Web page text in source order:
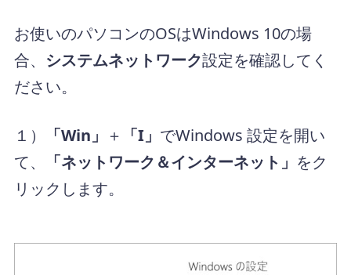
お使いのパソコンのOSはWindows 10の場
合、 システムネットワーク設定を確認してく
ださい。
１） 「Win」 ＋ 「I」 でWindows 設定を開い
て、
「ネットワーク＆インターネット」 をク
リックします。